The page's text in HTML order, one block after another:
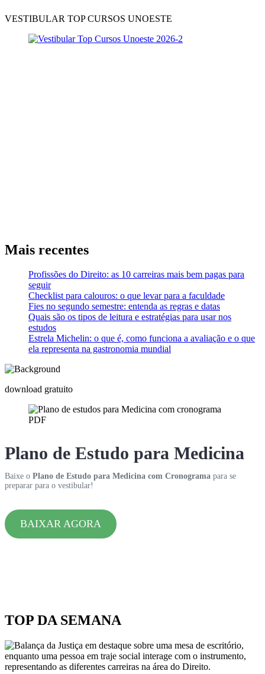
VESTIBULAR TOP CURSOS UNOESTE
Mais recentes
Profissões do Direito: as 10 carreiras mais bem pagas para
seguir
Checklist para calouros: o que levar para a faculdade
Fies no segundo semestre: entenda as regras e datas
Quais são os tipos de leitura e estratégias para usar nos
estudos
Estrela Michelin: o que é, como funciona a avaliação e o que
ela representa na gastronomia mundial
download gratuito
Plano de Estudo para Medicina
Baixe o Plano de Estudo para Medicina com Cronograma para se
preparar para o vestibular!
BAIXAR AGORA
TOP DA SEMANA